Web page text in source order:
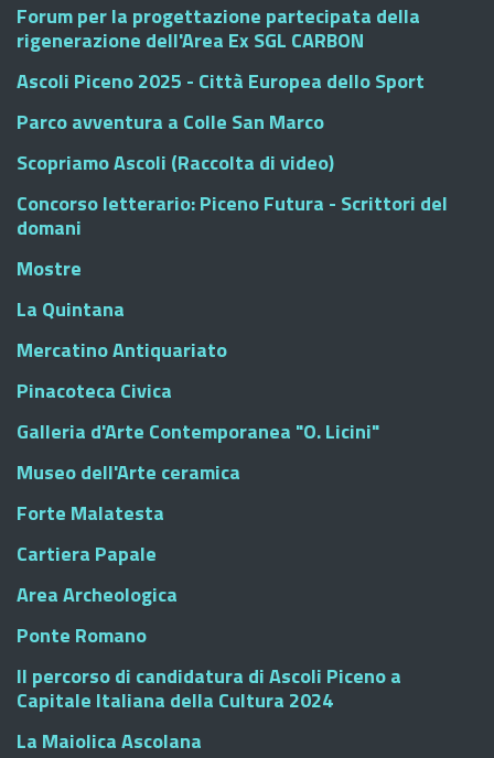
Forum per la progettazione partecipata della
rigenerazione dell'Area Ex SGL CARBON
Ascoli Piceno 2025 - Città Europea dello Sport
Parco avventura a Colle San Marco
Scopriamo Ascoli (Raccolta di video)
Concorso letterario: Piceno Futura - Scrittori del
domani
Mostre
La Quintana
Mercatino Antiquariato
Pinacoteca Civica
Galleria d'Arte Contemporanea "O. Licini"
Museo dell'Arte ceramica
Forte Malatesta
Cartiera Papale
Area Archeologica
Ponte Romano
Il percorso di candidatura di Ascoli Piceno a
Capitale Italiana della Cultura 2024
La Maiolica Ascolana